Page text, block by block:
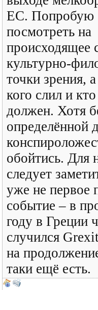
ЕС. Попробую
посмотреть на
происходящее
культурно-
точки зрения,
кого слил и
должен. Хотя
определённой
обойтись. Для
следует
уже не первое
событие – в
году в Греции
случился
на
таки ещё есть.